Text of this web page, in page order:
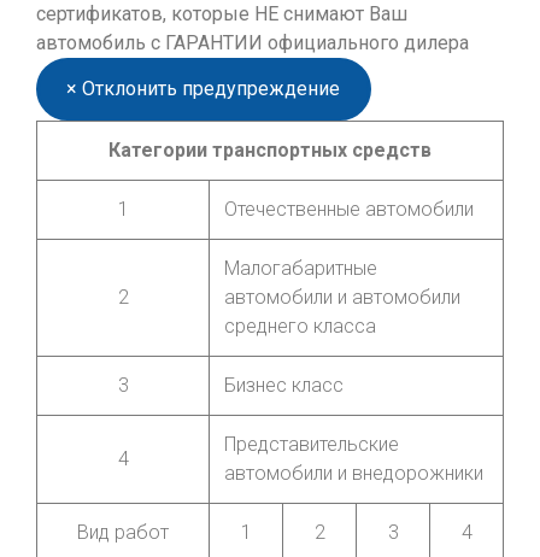
сертификатов, которые НЕ снимают Ваш
автомобиль с ГАРАНТИИ официального дилера
× Отклонить предупреждение
Категории транспортных средств
1 Отечественные автомобили
2
Малогабаритные
автомобили и автомобили
среднего класса
3 Бизнес класс
4
Представительские
автомобили и внедорожники
Вид работ 1 2 3 4